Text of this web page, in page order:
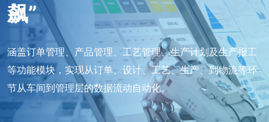
飙”
涵盖订单管理、产品管理、工艺管理、生产计划及生产报工
等功能模块，实现从订单、设计、工艺、生产、到物流等环
节从车间到管理层的数据流动自动化。